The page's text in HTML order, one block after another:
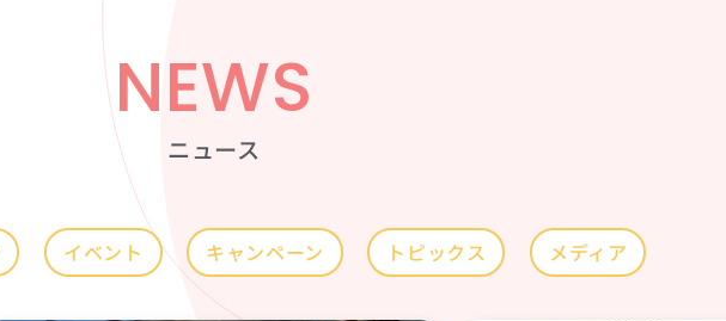
NEWS
ニュース
イベント キャンペーン トピックス メディア